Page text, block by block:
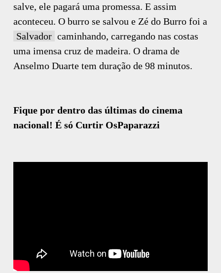
salve, ele pagará uma promessa. E assim
aconteceu. O burro se salvou e Zé do Burro foi a
Salvador caminhando, carregando nas costas
uma imensa cruz de madeira. O drama de
Anselmo Duarte tem duração de 98 minutos.
Fique por dentro das últimas do cinema
nacional! É só Curtir OsPaparazzi